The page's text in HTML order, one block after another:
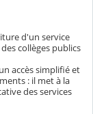
d'un service
collèges publics
accès simplifié et
: il met à la
des services